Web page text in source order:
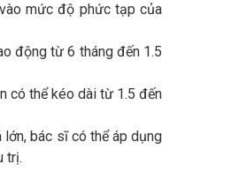
mức độ phức tạp của
động từ 6 tháng đến 1.5
có thể kéo dài từ 1.5 đến
lớn, bác sĩ có thể áp dụng
trị.